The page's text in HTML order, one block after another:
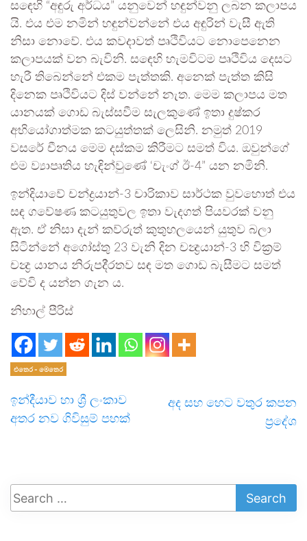
සඳෙහි “අඳුරු අර්ධය” යනුවෙන් හඳුන්වනු ලබන කලාපය
යි. එය එම නමින් හඳුන්වන්නේ එය අඳුරින් වැසී ඇති
නිසා නොවේ. එය කවදාවත් පෘථිවියට නොපෙනෙන
කලාපයක් වන බැවිනි. සඳෙහි හැමවිටම පෘථිවිය දෙසට
හැරී තිබෙන්නේ එකම පැත්තකි. අනෙක් පැත්ත කිසි
දිනෙක පෘථිවියට දිස් වන්නේ නැත. මෙම කලාපය මත
යානයක් ගොඩ බැස්සවීම සැලකුණේ ඉතා දුෂ්කර
අභියෝගාත්මක කටයුත්තක් ලෙසිනි. නමුත් 2019
වසරේ චීනය මෙම දස්කම කිරීමට සමත් විය. ඔවුන්ගේ
එම ව්‍යාපෘතිය හැඳින්වුණේ ‘චැංග් ඊ-4” යන නමිනි.
ඉන්දියාවේ චන්ද්‍රයාන්-3 චාරිකාව සාර්ථක වුවහොත් එය
සඳ ගවේෂණ කටයුතුවල ඉතා වැදගත් පියවරක් වනු
ඇත. ඒ නිසා දැන් කව්රුත් කුතුහලයෙන් යුතුව බලා
සිටින්නේ අගෝස්තු 23 වැනි දින චන්‍ද්‍රයාන්-3 හි වික්‍රම්
චන්‍ද්‍ර යානය නිරුපදි්‍රතව සඳ මත ගොඩ බැසීමට සමත්
වේවි ද යන්න ගැන ය.
නිහාල් පීරිස්
එතෙර - මෙතෙර
ඉන්දීයාව හා ශ්‍රී ලංකාව
අතර නව ගිවිසුම් පහක්
අද සහ හෙට වතුර කපන
ප්‍රදේශ